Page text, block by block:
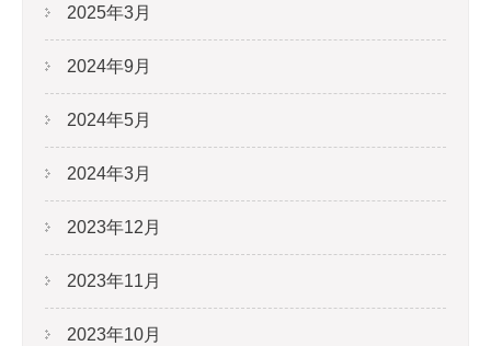
2025年3月
2024年9月
2024年5月
2024年3月
2023年12月
2023年11月
2023年10月